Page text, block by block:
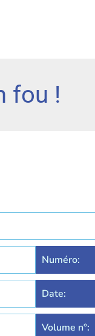
fou !
Numéro:
Date:
Volume n°: